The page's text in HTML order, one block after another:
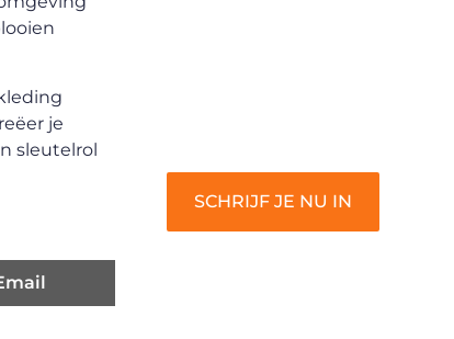
je
sleutelrol
SCHRIJF JE NU IN